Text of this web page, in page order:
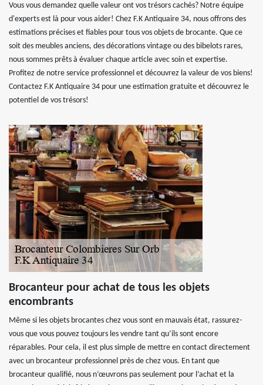
Vous vous demandez quelle valeur ont vos trésors cachés? Notre équipe
d'experts est là pour vous aider! Chez F.K Antiquaire 34, nous offrons des
estimations précises et fiables pour tous vos objets de brocante. Que ce
soit des meubles anciens, des décorations vintage ou des bibelots rares,
nous sommes prêts à évaluer chaque article avec soin et expertise.
Profitez de notre service professionnel et découvrez la valeur de vos biens!
Contactez F.K Antiquaire 34 pour une estimation gratuite et découvrez le
potentiel de vos trésors!
Brocanteur pour achat de tous les objets
encombrants
Même si les objets brocantes chez vous sont en mauvais état, rassurez-
vous que vous pouvez toujours les vendre tant qu’ils sont encore
réparables. Pour cela, il est plus simple de mettre en contact directement
avec un brocanteur professionnel près de chez vous. En tant que
brocanteur qualifié, nous n’œuvrons pas seulement pour l’achat et la